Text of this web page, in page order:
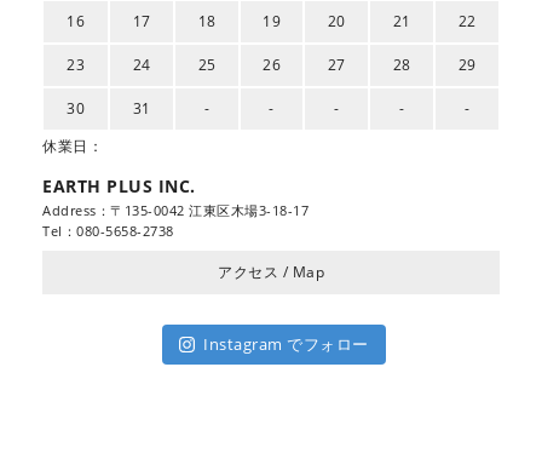
16 17 18 19 20 21 22
23 24 25 26 27 28 29
30 31 - - - -
-
休業日：
EARTH PLUS INC.
Address：〒135-0042 江東区木場3-18-17
Tel：080-5658-2738
アクセス / Map
Instagram でフォロー